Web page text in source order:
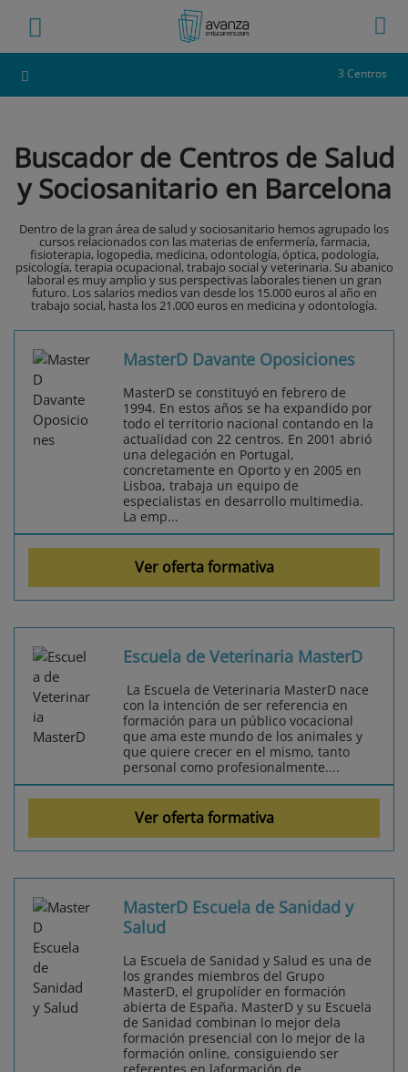
3 Centros
Buscador de Centros de Salud
y Sociosanitario en Barcelona
Dentro de la gran área de salud y sociosanitario hemos agrupado los
cursos relacionados con las materias de enfermería, farmacia,
fisioterapia, logopedia, medicina, odontología, óptica, podología,
psicología, terapia ocupacional, trabajo social y veterinaria. Su abanico
laboral es muy amplio y sus perspectivas laborales tienen un gran
futuro. Los salarios medios van desde los 15.000 euros al año en
trabajo social, hasta los 21.000 euros en medicina y odontología.
MasterD Davante Oposiciones
MasterD se constituyó en febrero de
1994. En estos años se ha expandido por
todo el territorio nacional contando en la
actualidad con 22 centros. En 2001 abrió
una delegación en Portugal,
concretamente en Oporto y en 2005 en
Lisboa, trabaja un equipo de
especialistas en desarrollo multimedia.
La emp...
Ver oferta formativa
Escuela de Veterinaria MasterD
La Escuela de Veterinaria MasterD nace
con la intención de ser referencia en
formación para un público vocacional
que ama este mundo de los animales y
que quiere crecer en el mismo, tanto
personal como profesionalmente....
Ver oferta formativa
MasterD Escuela de Sanidad y
Salud
La Escuela de Sanidad y Salud es una de
los grandes miembros del Grupo
MasterD, el grupolíder en formación
abierta de España. MasterD y su Escuela
de Sanidad combinan lo mejor dela
formación presencial con lo mejor de la
formación online, consiguiendo ser